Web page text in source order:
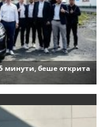
минути, беше открита